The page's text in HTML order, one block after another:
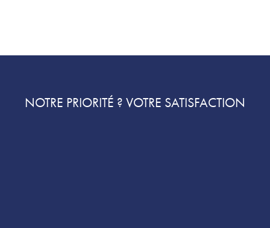
NOTRE PRIORITÉ ? VOTRE SATISFACTION